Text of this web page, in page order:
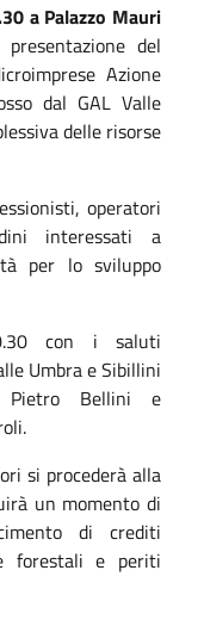
a Palazzo Mauri
del
Azione
dal GAL Valle
delle risorse
operatori
interessati a
per lo sviluppo
con i saluti
Umbra e Sibillini
Pietro Bellini e
si procederà alla
un momento di
di crediti
forestali e periti